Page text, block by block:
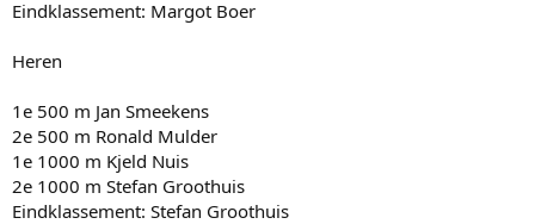
Eindklassement: Margot Boer
Heren
1e 500 m Jan Smeekens
2e 500 m Ronald Mulder
1e 1000 m Kjeld Nuis
2e 1000 m Stefan Groothuis
Eindklassement: Stefan Groothuis